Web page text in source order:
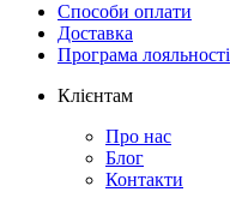
Способи оплати
Доставка
Програма лояльності
Клієнтам
Про нас
Блог
Контакти